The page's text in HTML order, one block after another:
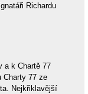
Richardu
a k Chartě 77
Charty 77 ze
Nejkřiklavější